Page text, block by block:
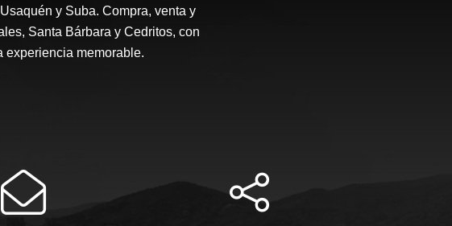
y Suba. Compra, venta y
Santa Bárbara y Cedritos, con
experiencia memorable.